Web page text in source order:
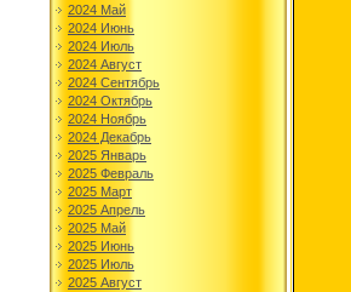
2024 Май
2024 Июнь
2024 Июль
2024 Август
2024 Сентябрь
2024 Октябрь
2024 Ноябрь
2024 Декабрь
2025 Январь
2025 Февраль
2025 Март
2025 Апрель
2025 Май
2025 Июнь
2025 Июль
2025 Август